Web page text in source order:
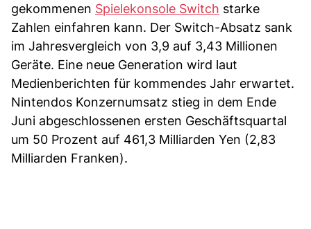
gekommenen Spielekonsole Switch starke
Zahlen einfahren kann. Der Switch-Absatz sank
im Jahresvergleich von 3,9 auf 3,43 Millionen
Geräte. Eine neue Generation wird laut
Medienberichten für kommendes Jahr erwartet.
Nintendos Konzernumsatz stieg in dem Ende
Juni abgeschlossenen ersten Geschäftsquartal
um 50 Prozent auf 461,3 Milliarden Yen (2,83
Milliarden Franken).